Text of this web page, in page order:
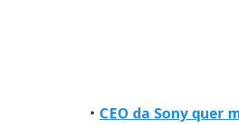
• CEO da Sony quer